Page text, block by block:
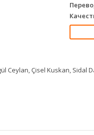
Ceylan, Çisel Kuskan, Sidal